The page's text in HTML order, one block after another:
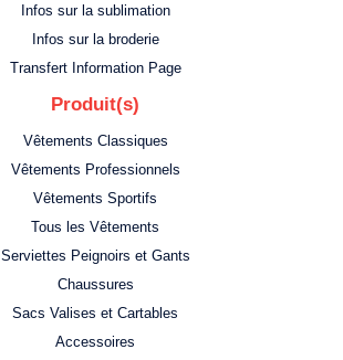
Infos sur la sublimation
Infos sur la broderie
Transfert Information Page
Produit(s)
Vêtements Classiques
Vêtements Professionnels
Vêtements Sportifs
Tous les Vêtements
Serviettes Peignoirs et Gants
Chaussures
Sacs Valises et Cartables
Accessoires